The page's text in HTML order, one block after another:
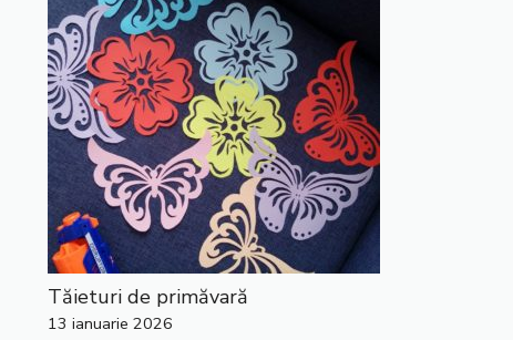
Tăieturi de primăvară
13 ianuarie 2026